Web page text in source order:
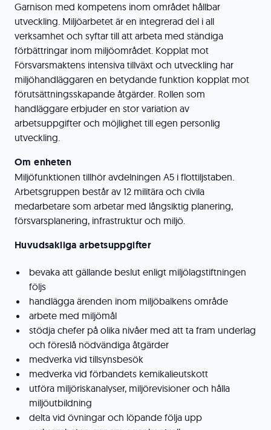
Garnison med kompetens inom området hållbar
utveckling. Miljöarbetet är en integrerad del i all
verksamhet och syftar till att arbeta med ständiga
förbättringar inom miljöområdet. Kopplat mot
Försvarsmaktens intensiva tillväxt och utveckling har
miljöhandläggaren en betydande funktion kopplat mot
förutsättningsskapande åtgärder. Rollen som
handläggare erbjuder en stor variation av
arbetsuppgifter och möjlighet till egen personlig
utveckling.
Om enheten
Miljöfunktionen tillhör avdelningen A5 i flottiljstaben.
Arbetsgruppen består av 12 militära och civila
medarbetare som arbetar med långsiktig planering,
försvarsplanering, infrastruktur och miljö.
Huvudsakliga arbetsuppgifter
bevaka att gällande beslut enligt miljölagstiftningen
följs
handlägga ärenden inom miljöbalkens område
arbete med miljömål
stödja chefer på olika nivåer med att ta fram underlag
och föreslå nödvändiga åtgärder
medverka vid tillsynsbesök
medverka vid förbandets kemikalieutskott
utföra miljöriskanalyser, miljörevisioner och hålla
miljöutbildning
delta vid övningar och löpande följa upp